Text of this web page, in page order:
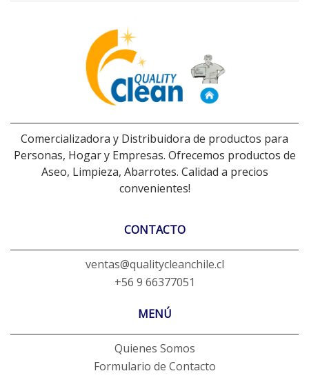
Comercializadora y Distribuidora de productos para
Personas, Hogar y Empresas. Ofrecemos productos de
Aseo, Limpieza, Abarrotes. Calidad a precios
convenientes!
CONTACTO
ventas@qualitycleanchile.cl
+56 9 66377051
MENÚ
Quienes Somos
Formulario de Contacto